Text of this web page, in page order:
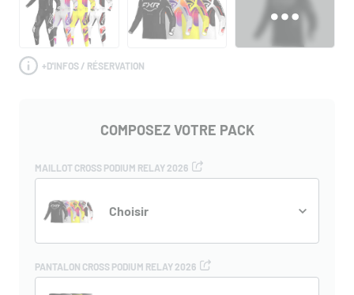
+D'INFOS / RÉSERVATION
COMPOSEZ VOTRE PACK
MAILLOT CROSS PODIUM RELAY 2026
Choisir
PANTALON CROSS PODIUM RELAY 2026